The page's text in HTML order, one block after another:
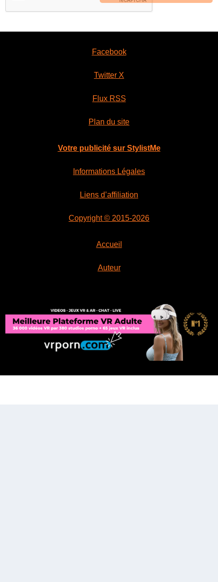
Facebook
Twitter X
Flux RSS
Plan du site
Votre publicité sur StylistMe
Informations Légales
Liens d’affiliation
Copyright © 2015-2026
Accueil
Auteur